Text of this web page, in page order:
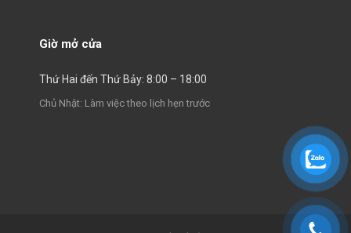
Giờ mở cửa
Thứ Hai đến Thứ Bảy: 8:00 – 18:00
Chủ Nhật: Làm việc theo lịch hẹn trước